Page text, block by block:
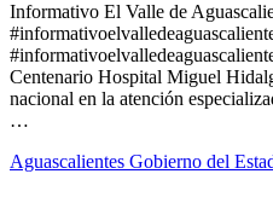
Informativo El Valle de
Centenario Hospital Miguel
nacional en la atención
…
Aguascalientes Gobierno del